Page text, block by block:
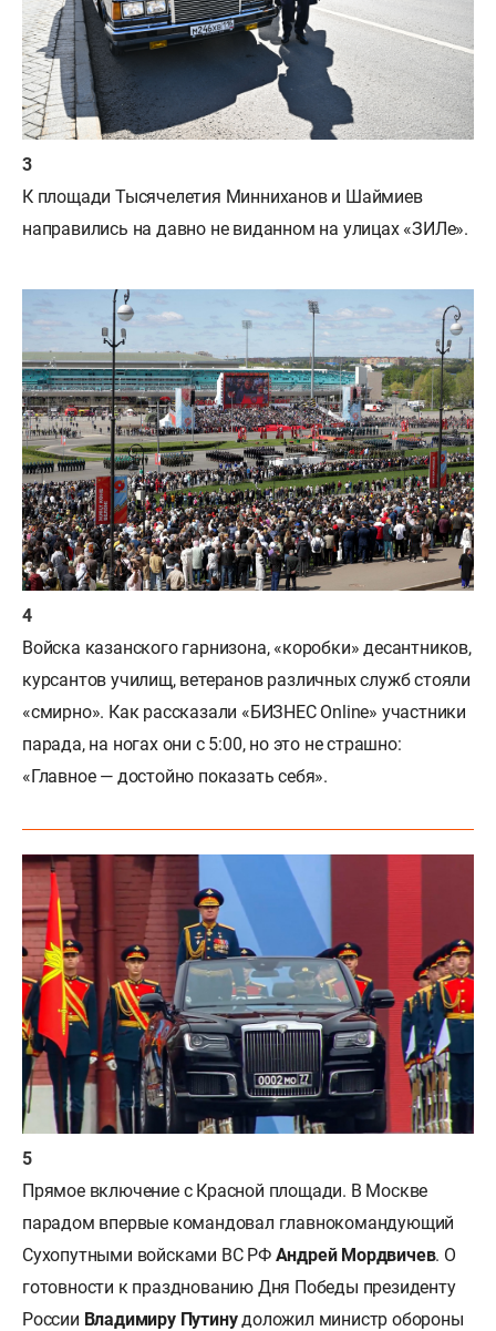
К площади Тысячелетия Минниханов и Шаймиев
направились на давно не виданном на улицах «ЗИЛе».
Войска казанского гарнизона, «коробки» десантников,
курсантов училищ, ветеранов различных служб стояли
«смирно». Как рассказали «БИЗНЕС Online» участники
парада, на ногах они с 5:00, но это не страшно:
«Главное — достойно показать себя».
Прямое включение с Красной площади. В Москве
парадом впервые командовал главнокомандующий
Сухопутными войсками ВС РФ Андрей Мордвичев. О
готовности к празднованию Дня Победы президенту
России Владимиру Путинудоложил министр обороны